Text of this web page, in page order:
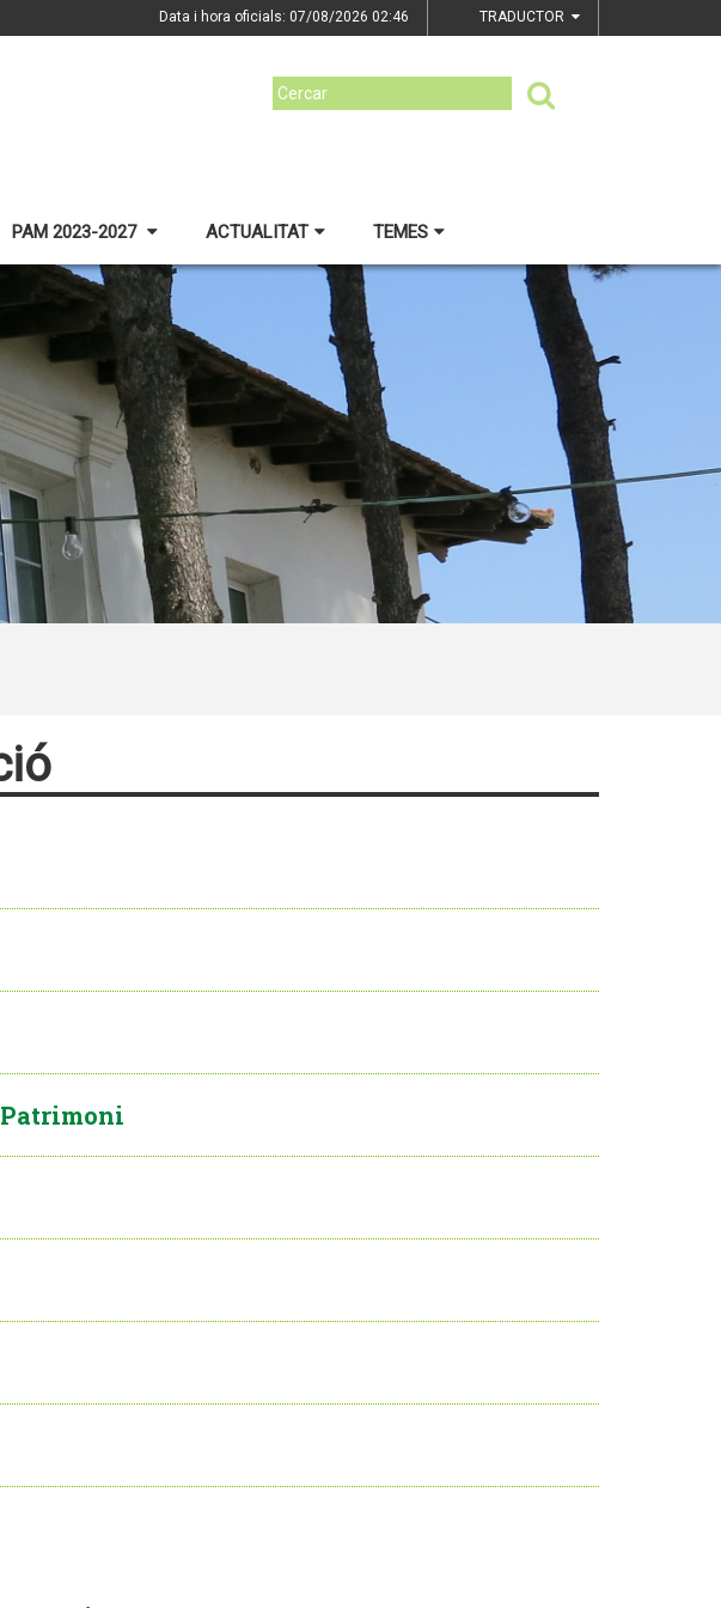
Data i hora oficials: 07/08/2026 02:46 TRADUCTOR
PAM 2023-2027 ACTUALITAT TEMES